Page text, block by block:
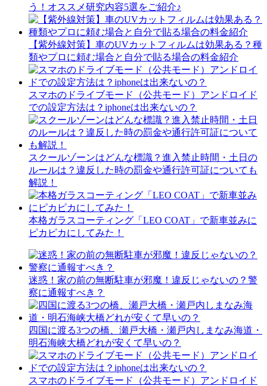
う！オススメ研究内容5選をご紹介♪
【紫外線対策】車のUVカットフィルムは効果ある？種
類やプロに頼む場合と自分で貼る場合の料金紹介
スマホのドライブモード（公共モード）アンドロイド
での設定方法は？iphoneは出来ないの？
スクールゾーンはどんな標識？進入禁止時間・土日の
ルールは？違反した時の罰金や通行許可証についても
解説！
本格ガラスコーティング「LEO COAT」で新車並みに
ピカピカにしてみた！
迷惑！家の前の無断駐車が邪魔！違反じゃないの？警
察に通報すべき？
四国に渡る3つの橋、瀬戸大橋・瀬戸内しまなみ海道・
明石海峡大橋どれが安くて早いの？
スマホのドライブモード（公共モード）アンドロイド